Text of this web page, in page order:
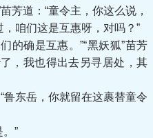
道：“童令主，你这么说，
咱们这是互惠呀，对吗？”
确是互惠。”“黑妖狐”苗芳
，我也得出去另寻居处，其
东岳，你就留在这裹替童令
”